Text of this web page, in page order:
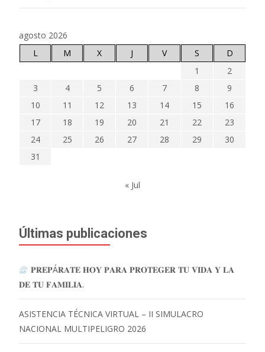
agosto 2026
L
M X J V S
D
1
2
3
4 5 6 7 8
9
10
11 12 13 14 15
16
17
18 19 20 21 22
23
24
25 26 27 28 29
30
31
« Jul
Últimas publicaciones
𝐏𝐑𝐄𝐏Á𝐑𝐀𝐓𝐄 𝐇𝐎𝐘 𝐏𝐀𝐑𝐀 𝐏𝐑𝐎𝐓𝐄𝐆𝐄𝐑 𝐓𝐔 𝐕𝐈𝐃𝐀 𝐘 𝐋𝐀
𝐃𝐄 𝐓𝐔 𝐅𝐀𝐌𝐈𝐋𝐈𝐀.
ASISTENCIA TÉCNICA VIRTUAL – II SIMULACRO
NACIONAL MULTIPELIGRO 2026